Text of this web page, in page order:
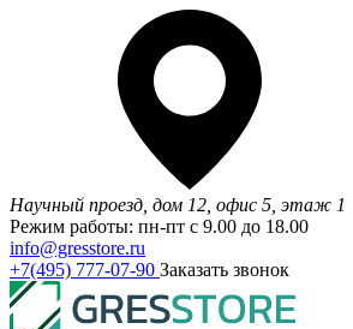
Научный проезд, дом 12, офис 5, этаж 1
Режим работы: пн-пт с 9.00 до 18.00
info@gresstore.ru
+7(495) 777-07-90 Заказать звонок